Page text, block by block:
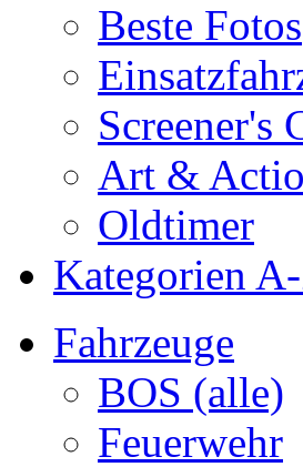
Beste Fotos
Screener's
Art &
Oldtimer
Kategorien
Fahrzeuge
BOS (alle)
Feuerwehr